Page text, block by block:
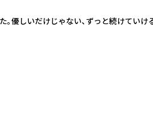
優しいだけじゃない、ずっと続けていけ